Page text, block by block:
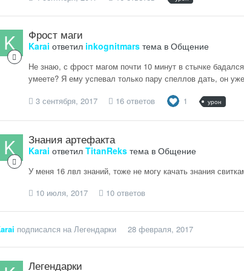
Фрост маги
Karai ответил inkognitmarsтема в Общение
Не знаю, с фрост магом почти 10 минут в стычке
умеете? Я ему успевал только пару спеллов дать, он
3 сентября, 2017
16 ответов 1 урон
Знания артефакта
Karai ответил TitanReksтема в Общение
У меня 16 лвл знаний, тоже не могу качать знания
10 июля, 2017
10 ответов
подписался на Легендарки 28 февраля, 2017
Легендарки